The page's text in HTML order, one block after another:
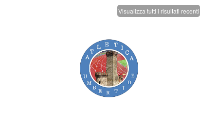
Europei, azzurri: “È il nostro momento”
notte di Eugene è stata la Tokyo dei giovani. Qui a Birmingham
Birmingham: 31 azzurri in gara nel day 1
Visualizza tutti i risultati recenti